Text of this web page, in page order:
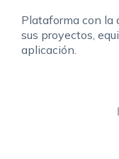
Plataforma con la
sus proyectos,
aplicación.